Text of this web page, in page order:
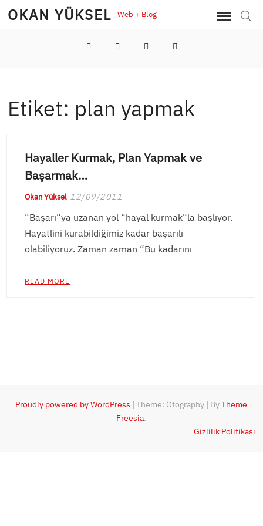
SkipOKAN YÜKSEL Web + Blog
LinkedInTwitterInstagramYouTube
Etiket: plan yapmak
Hayaller Kurmak, Plan Yapmak ve
Başarmak…
Okan Yüksel 12/09/2011
“Başarı“ya uzanan yol “hayal kurmak“la başlıyor.
Hayatlini kurabildiğimiz kadar başarılı
olabiliyoruz. Zaman zaman “Bu kadarını
READ MORE
Proudly powered by WordPress |Theme: Otography | ByTheme
Freesia.
Gizlilik Politikası